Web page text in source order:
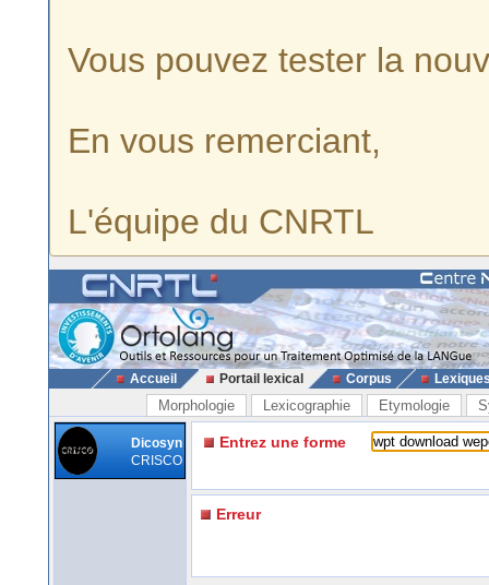
Vous pouvez tester la
En vous remerciant,
L'équipe du CNRTL
Accueil Portail lexical Corpus
Morphologie Lexicographie Etymologie
Dicosyn
CRISCO
Entrez une forme
Erreur